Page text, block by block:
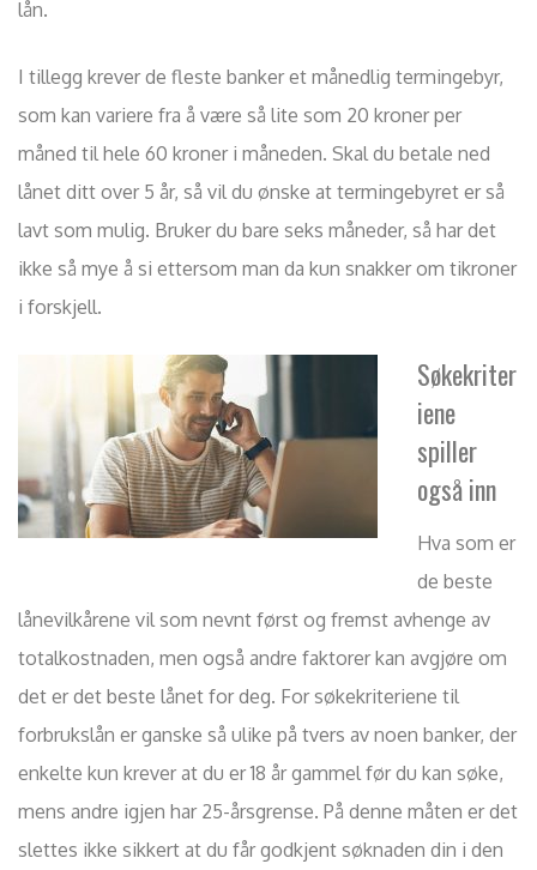
lån.
I tillegg krever de fleste banker et månedlig termingebyr,
som kan variere fra å være så lite som 20 kroner per
måned til hele 60 kroner i måneden. Skal du betale ned
lånet ditt over 5 år, så vil du ønske at termingebyret er så
lavt som mulig. Bruker du bare seks måneder, så har det
ikke så mye å si ettersom man da kun snakker om tikroner
i forskjell.
Søkekriter
iene
spiller
også inn
Hva som er
de beste
lånevilkårene vil som nevnt først og fremst avhenge av
totalkostnaden, men også andre faktorer kan avgjøre om
det er det beste lånet for deg. For søkekriteriene til
forbrukslån er ganske så ulike på tvers av noen banker, der
enkelte kun krever at du er 18 år gammel før du kan søke,
mens andre igjen har 25-årsgrense. På denne måten er det
slettes ikke sikkert at du får godkjent søknaden din i den